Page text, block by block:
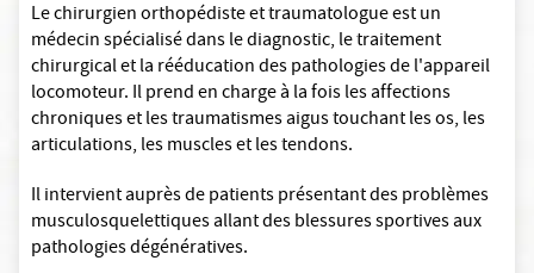
Le chirurgien orthopédiste et traumatologue est un
médecin spécialisé dans le diagnostic, le traitement
chirurgical et la rééducation des pathologies de l'appareil
locomoteur. Il prend en charge à la fois les affections
chroniques et les traumatismes aigus touchant les os, les
articulations, les muscles et les tendons.
Il intervient auprès de patients présentant des problèmes
musculosquelettiques allant des blessures sportives aux
pathologies dégénératives.